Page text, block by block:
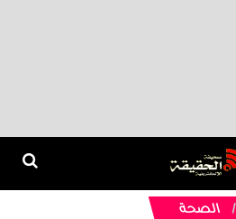
الصحة